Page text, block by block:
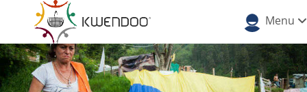
Menu